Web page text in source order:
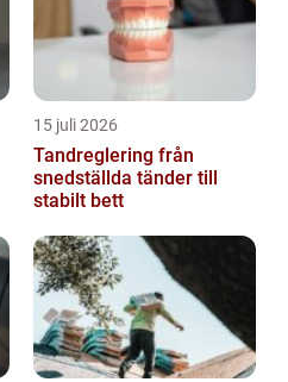
15 juli 2026
Tandreglering från
snedställda tänder till
stabilt bett